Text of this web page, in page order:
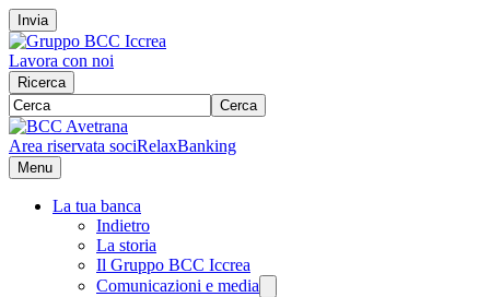
Invia
Lavora con noi
Ricerca
Cerca
Area riservata sociRelaxBanking
Menu
La tua banca
Indietro
La storia
Il Gruppo BCC Iccrea
Comunicazioni e media